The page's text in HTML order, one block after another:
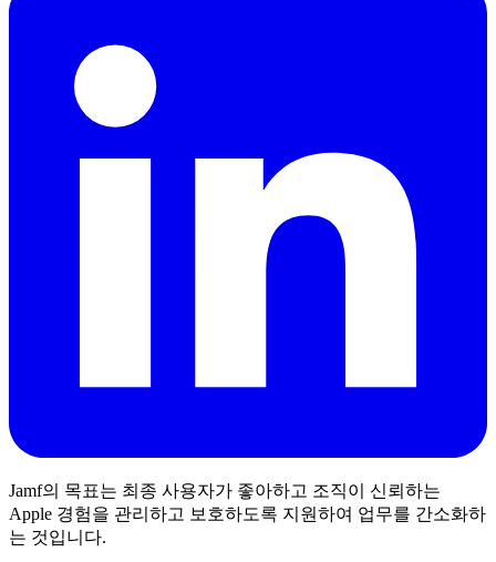
Jamf의 목표는 최종 사용자가 좋아하고 조직이 신뢰하는
Apple 경험을 관리하고 보호하도록 지원하여 업무를 간소화하
는 것입니다.